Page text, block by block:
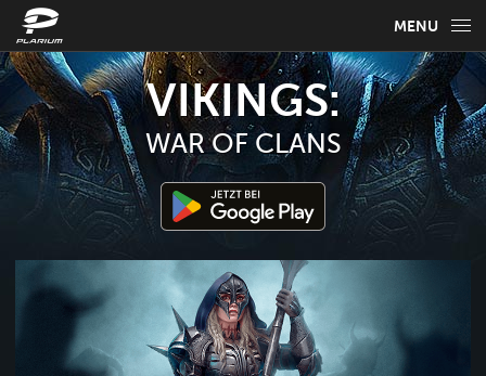
MENU
ÜBER DAS SPIEL
SPIELERATGEBER
NEWS
WÄHLE DEINE SPRACHE
Deutsch
VIKINGS:
WAR OF CLANS